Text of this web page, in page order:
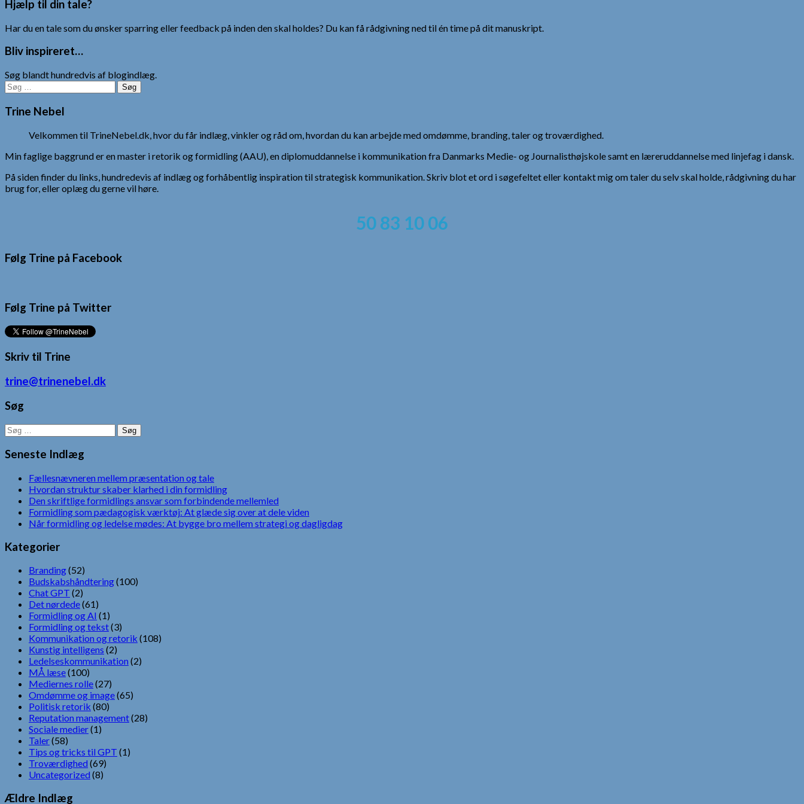
Hjælp til din tale?
Har du en tale som du ønsker sparring eller feedback på inden den skal holdes? Du kan få rådgivning ned til én time på dit manuskript.
Bliv inspireret…
Søg blandt hundredvis af blogindlæg.
Søg
efter:
Trine Nebel
Velkommen til TrineNebel.dk, hvor du får indlæg, vinkler og råd om, hvordan du kan arbejde med omdømme, branding, taler og troværdighed.
Min faglige baggrund er en master i retorik og formidling (AAU), en diplomuddannelse i kommunikation fra Danmarks Medie- og Journalisthøjskole samt en læreruddannelse med linjefag i dansk.
På siden finder du links, hundredevis af indlæg og forhåbentlig inspiration til strategisk kommunikation. Skriv blot et ord i søgefeltet eller kontakt mig om taler du selv skal holde, rådgivning du har
brug for, eller oplæg du gerne vil høre.
50 83 10 06
Følg Trine på Facebook
Følg Trine på Twitter
Skriv til Trine
trine@trinenebel.dk
Søg
Søg
efter:
Seneste Indlæg
Fællesnævneren mellem præsentation og tale
Hvordan struktur skaber klarhed i din formidling
Den skriftlige formidlings ansvar som forbindende mellemled
Formidling som pædagogisk værktøj: At glæde sig over at dele viden
Når formidling og ledelse mødes: At bygge bro mellem strategi og dagligdag
Kategorier
Branding(52)
Budskabshåndtering(100)
Chat GPT (2)
Det nørdede(61)
Formidling og AI (1)
Formidling og tekst(3)
Kommunikation og retorik (108)
Kunstig intelligens (2)
Ledelseskommunikation (2)
MÅ læse(100)
Mediernes rolle(27)
Omdømme og image(65)
Politisk retorik (80)
Reputation management(28)
Sociale medier(1)
Taler(58)
Tips og tricks til GPT (1)
Troværdighed (69)
Uncategorized (8)
Ældre Indlæg